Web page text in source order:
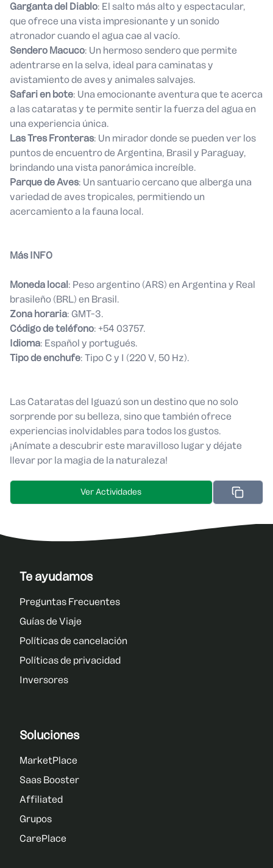
Garganta del Diablo: El salto más alto y espectacular,
que ofrece una vista impresionante y un sonido
atronador cuando el agua cae al vacío.
Sendero Macuco: Un hermoso sendero que permite
adentrarse en la selva, ideal para caminatas y
avistamiento de aves y animales salvajes.
Safari en bote: Una emocionante aventura que te acerca
a las cataratas y te permite sentir la fuerza del agua en
una experiencia única.
Las Tres Fronteras: Un mirador donde se pueden ver los
puntos de encuentro de Argentina, Brasil y Paraguay,
brindando una vista panorámica increíble.
Parque de Aves: Un santuario cercano que alberga una
variedad de aves tropicales, permitiendo un
acercamiento a la fauna local.
Más INFO
Moneda local : Peso argentino (ARS) en Argentina y Real
brasileño (BRL) en Brasil.
Zona horaria: GMT-3.
Código de teléfono: +54 03757.
Idioma: Español y portugués.
Tipo de enchufe: Tipo C y I (220 V, 50 Hz).
Las Cataratas del Iguazú son un destino que no solo
sorprende por su belleza, sino que también ofrece
experiencias inolvidables para todos los gustos.
¡Anímate a descubrir este maravilloso lugar y déjate
llevar por la magia de la naturaleza!
Ver Actividades
Te ayudamos
Preguntas Frecuentes
Guías de Viaje
Políticas de cancelación
Políticas de privacidad
Inversores
Soluciones
MarketPlace
Saas Booster
Affiliated
Grupos
CarePlace